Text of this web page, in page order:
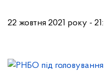
22 жовтня 2021 року -